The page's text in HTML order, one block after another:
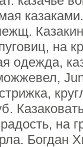
на
одежда,
на
Богдан